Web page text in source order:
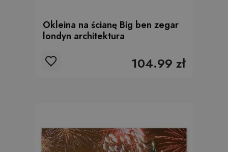
Okleina na ścianę Big ben zegar
londyn architektura
104.99 zł